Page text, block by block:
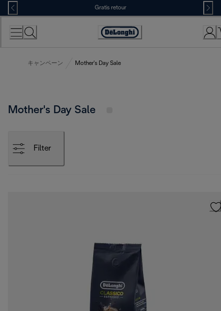
Skip
to
Content
Gratis retour
Accessibility
キャンペーン Mother's Day Sale
Mother's Day Sale
Filter